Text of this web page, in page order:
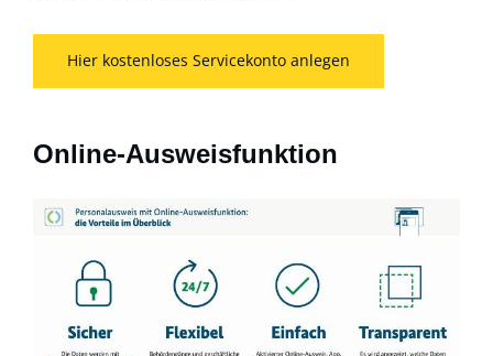
Hier kostenloses Servicekonto anlegen
Online-Ausweisfunktion